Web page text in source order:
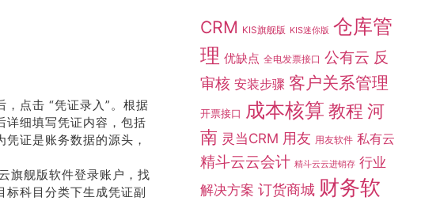
点击 “凭证录入”。根据
详细填写凭证内容，包括
证是账务数据的源头，
旗舰版软件登录账户，找
标科目分类下生成凭证副
CRM KIS旗舰版 KIS迷你版 仓库管
理 优缺点 全电发票接口 公有云 反
审核 安装步骤 客户关系管理
开票接口 成本核算 教程 河
南 灵当CRM 用友 用友软件 私有云
精斗云云会计 精斗云云进销存 行业
解决方案 订货商城 财务软